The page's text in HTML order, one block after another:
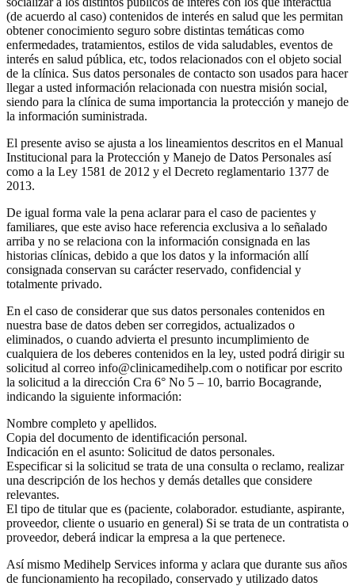
(de acuerdo al caso) contenidos de interés en salud que les permitan
obtener conocimiento seguro sobre distintas temáticas como
enfermedades, tratamientos, estilos de vida saludables, eventos de
interés en salud pública, etc, todos relacionados con el objeto social
de la clínica. Sus datos personales de contacto son usados para hacer
llegar a usted información relacionada con nuestra misión social,
siendo para la clínica de suma importancia la protección y manejo de
la información suministrada.
El presente aviso se ajusta a los lineamientos descritos en el Manual
Institucional para la Protección y Manejo de Datos Personales así
como a la Ley 1581 de 2012 y el Decreto reglamentario 1377 de
2013.
De igual forma vale la pena aclarar para el caso de pacientes y
familiares, que este aviso hace referencia exclusiva a lo señalado
arriba y no se relaciona con la información consignada en las
historias clínicas, debido a que los datos y la información allí
consignada conservan su carácter reservado, confidencial y
totalmente privado.
En el caso de considerar que sus datos personales contenidos en
nuestra base de datos deben ser corregidos, actualizados o
eliminados, o cuando advierta el presunto incumplimiento de
cualquiera de los deberes contenidos en la ley, usted podrá dirigir su
solicitud al correo info@clinicamedihelp.com o notificar por escrito
la solicitud a la dirección Cra 6° No 5 – 10, barrio Bocagrande,
indicando la siguiente información:
Nombre completo y apellidos.
Copia del documento de identificación personal.
Indicación en el asunto: Solicitud de datos personales.
Especificar si la solicitud se trata de una consulta o reclamo, realizar
una descripción de los hechos y demás detalles que considere
relevantes.
El tipo de titular que es (paciente, colaborador. estudiante, aspirante,
proveedor, cliente o usuario en general) Si se trata de un contratista o
proveedor, deberá indicar la empresa a la que pertenece.
Así mismo Medihelp Services informa y aclara que durante sus años
de funcionamiento ha recopilado, conservado y utilizado datos